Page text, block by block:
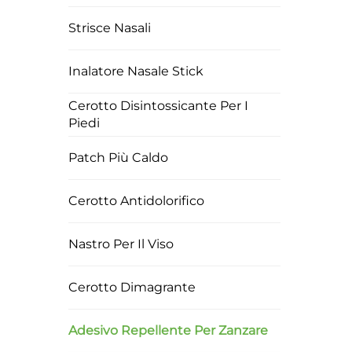
Strisce Nasali
Inalatore Nasale Stick
Cerotto Disintossicante Per I
Piedi
Patch Più Caldo
Cerotto Antidolorifico
Nastro Per Il Viso
Cerotto Dimagrante
Adesivo Repellente Per Zanzare